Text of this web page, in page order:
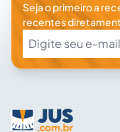
Seja o primeiro a
recentes